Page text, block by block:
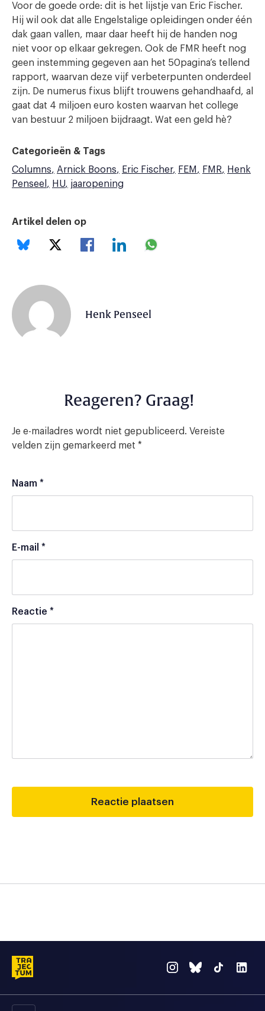
Voor de goede orde: dit is het lijstje van Eric Fischer.
Hij wil ook dat alle Engelstalige opleidingen onder één
dak gaan vallen, maar daar heeft hij de handen nog
niet voor op elkaar gekregen. Ook de FMR heeft nog
geen instemming gegeven aan het 50pagina’s tellend
rapport, waarvan deze vijf verbeterpunten onderdeel
zijn. De numerus fixus blijft trouwens gehandhaafd, al
gaat dat 4 miljoen euro kosten waarvan het college
van bestuur 2 miljoen bijdraagt. Wat een geld hè?
Categorieën & Tags
Columns
Arnick Boons Eric Fischer FEM FMR
Henk
Penseel
HU jaaropening
Artikel delen op
Henk Penseel
Reageren? Graag!
Je e-mailadres wordt niet gepubliceerd. Vereiste
velden zijn gemarkeerd met *
Naam *
E-mail *
Reactie *